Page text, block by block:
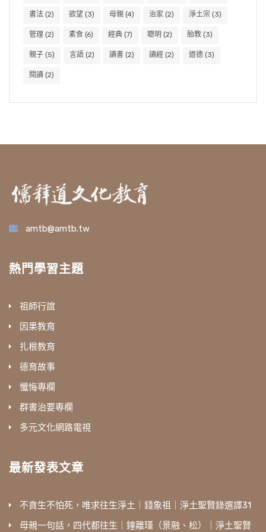
書法 (2) 欲望 (3) 母親 (4) 治家 (2) 淨土宗 (3)
管理 (2) 素食 (6) 經典 (7) 聰明 (2) 胎教 (3)
親子 (5) 言語 (2) 讀書 (2) 讀經 (2) 道德 (3)
閱讀 (2)
amtb@amtb.tw
熱門學習主題
祖師行誼
因果教育
扎根教育
德育故事
懺悔專欄
群書治要專欄
多元文化網路電視
最新發表文章
不貪生不怕死，唯求往生淨土｜錢象祖｜淨土聖賢錄選譯31
母親一句話，四代都往生｜鐘離瑾（景融、松）｜淨土聖賢